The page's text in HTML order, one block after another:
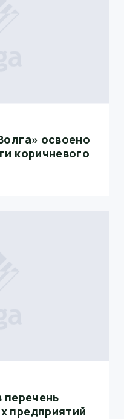
освоено
коричневого
предприятий